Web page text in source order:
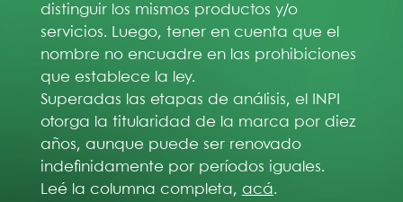
distinguir los mismos productos y/o
servicios. Luego, tener en cuenta que el
nombre no encuadre en las prohibiciones
que establece la ley.
Superadas las etapas de análisis, el INPI
otorga la titularidad de la marca por diez
años, aunque puede ser renovado
indefinidamente por períodos iguales.
Leé la columna completa, acá.